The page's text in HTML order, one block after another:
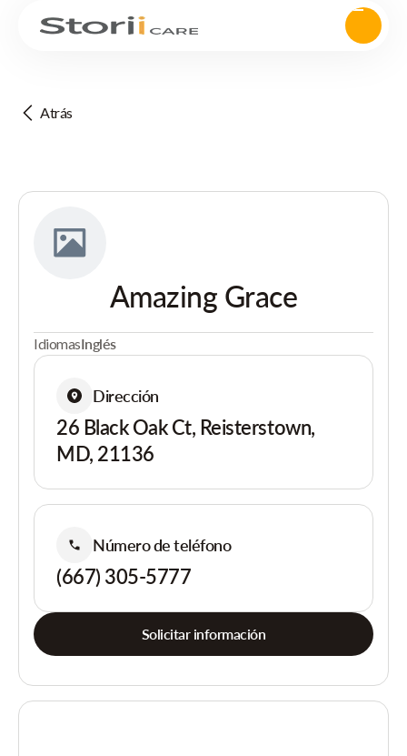
Atrás
Amazing Grace
IdiomasInglés
Dirección
26 Black Oak Ct, Reisterstown,
MD, 21136
Número de teléfono
(667) 305-5777
Solicitar información